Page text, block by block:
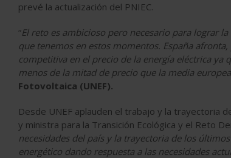
prevé la actualización del PNIEC.
“El reto es ambicioso pero necesario para lograr
que tenemos en estos momentos. España
competitiva en el precio de la energía eléctrica ya
menos de la mitad de precio que la media europea
Fotovoltaica (UNEF).
Desde UNEF aplauden el trabajo y la trayectoria
y ministra para la Transición Ecológica y el Reto
necesidades del país y la trayectoria de los
energético dando respuesta a las necesidades